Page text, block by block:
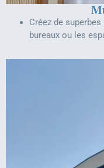
Créez de
bureaux ou les